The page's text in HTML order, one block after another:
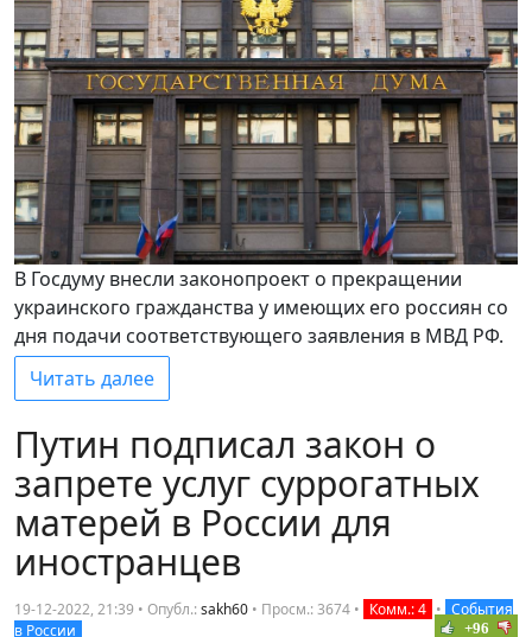
В Госдуму внесли законопроект о прекращении
украинского гражданства у имеющих его россиян со
дня подачи соответствующего заявления в МВД РФ.
Читать далее
Путин подписал закон о
запрете услуг суррогатных
матерей в России для
иностранцев
19-12-2022, 21:39 • Опубл.:sakh60 • Просм.: 3674 • Комм.: 4 • События
в России
+96